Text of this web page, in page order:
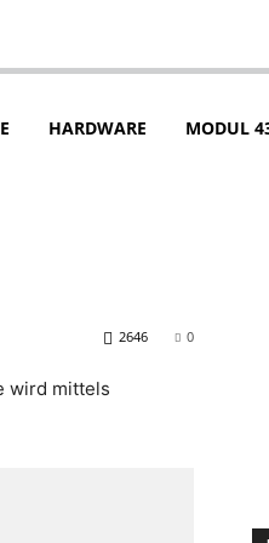
HARDWARE MODUL
0
2646
wird mittels